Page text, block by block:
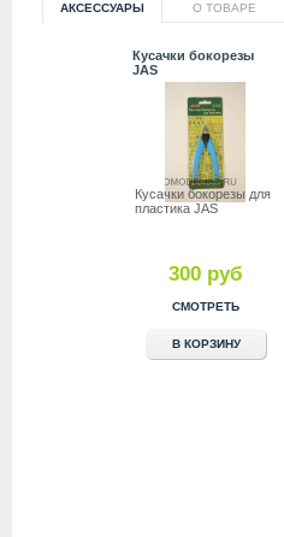
АКСЕССУАРЫ О ТОВАРЕ
Кусачки бокорезы
JAS
Куcачки бокорезы для
пластика JAS
300 руб
СМОТРЕТЬ
В КОРЗИНУ